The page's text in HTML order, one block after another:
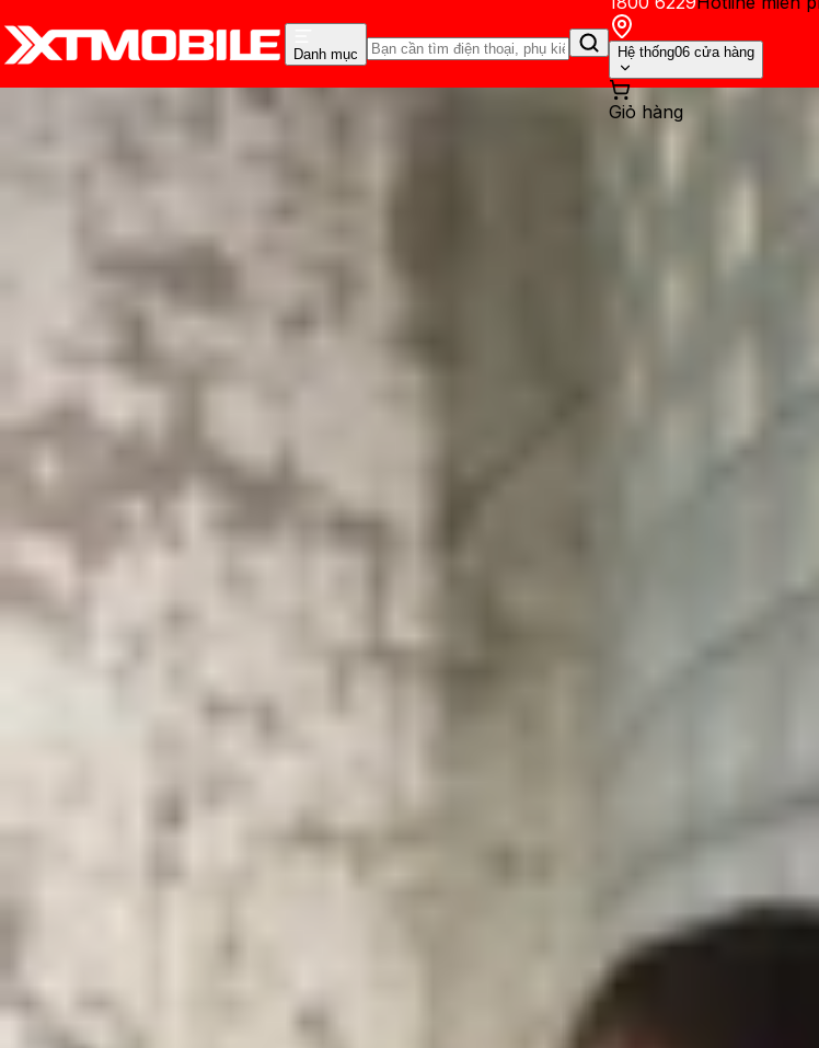
Danh mục Hệ thống06 cửa hàng
Giỏ hàng
Nên mua iPhone cũ nào? Top 10+ iPhone
Ngày đăng:
Theo dõi XTMobile trên